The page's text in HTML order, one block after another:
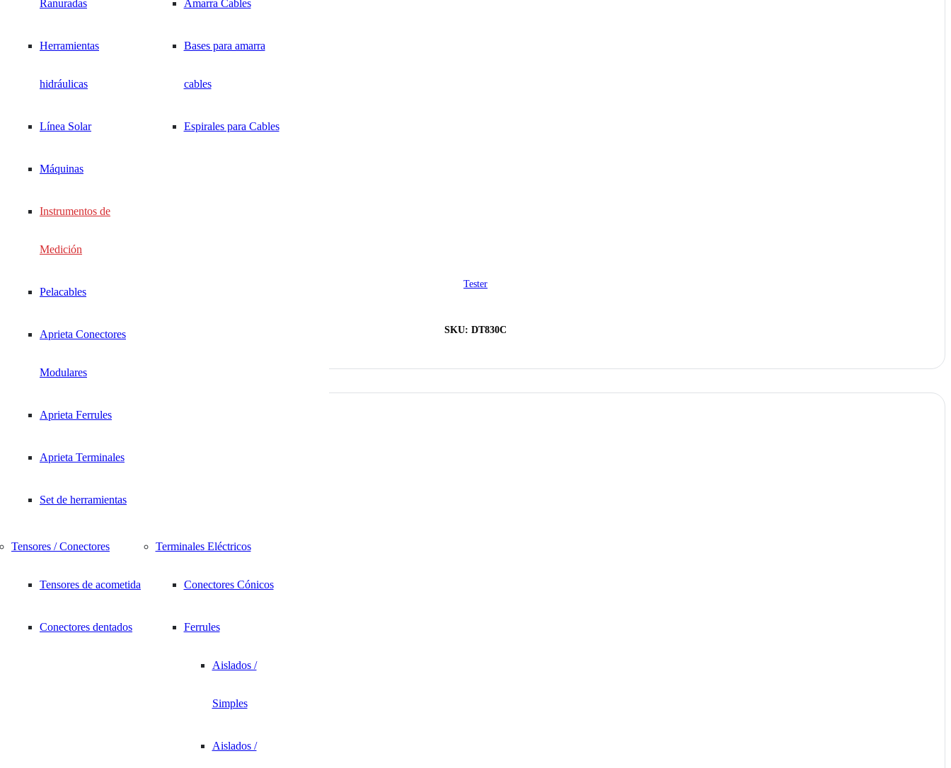
Ranuradas
Herramientas
hidráulicas
Línea Solar
Máquinas
Instrumentos de
Medición
Pelacables
Aprieta Conectores
Modulares
Aprieta Ferrules
Aprieta Terminales
Set de herramientas
Amarra Cables
Bases para amarra
cables
Espirales para Cables
Tensores / Conectores
Tensores de acometida
Conectores dentados
Terminales Eléctricos
Conectores Cónicos
Ferrules
Aislados /
Simples
Aislados /
Tester
SKU: DT830C